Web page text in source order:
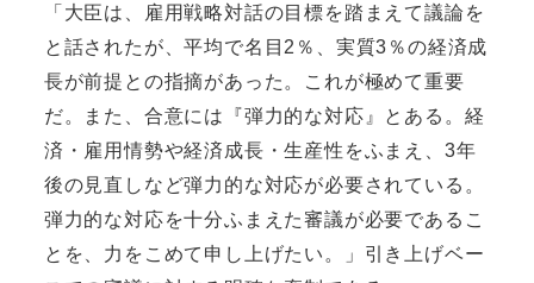
「大臣は、雇用戦略対話の目標を踏まえて議論を
と話されたが、平均で名目2％、実質3％の経済成
長が前提との指摘があった。これが極めて重要
だ。また、合意には『弾力的な対応』とある。経
済・雇用情勢や経済成長・生産性をふまえ、3年
後の見直しなど弾力的な対応が必要されている。
弾力的な対応を十分ふまえた審議が必要であるこ
とを、力をこめて申し上げたい。」引き上げベー